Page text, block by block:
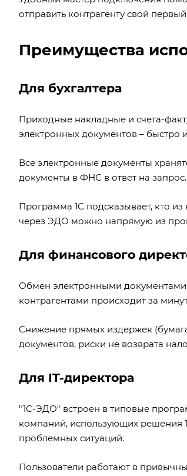
отправить контрагенту свой
Преимущества
Для бухгалтера
Приходные накладные и счета-
электронных документов – быстро
Все электронные документы
документы в ФНС в ответ на
Программа 1С подсказывает, кто
через ЭДО можно напрямую из
Для финансового
Обмен электронными
контрагентами происходит за
Снижение прямых издержек
документов, риски не возврата
Для IT-директора
"1С-ЭДО" встроен в типовые
компаний, использующих решения
проблемных ситуаций.
Пользователи работают в